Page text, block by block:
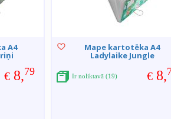
A4
€ 8,79
Mape kartotēka A4
Ladylaike Jungle
€ 8,
Ir noliktavā (19)